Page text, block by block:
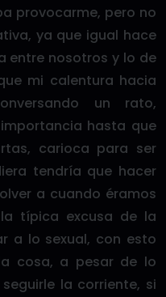
provocarme, pero no
ya que igual hace
entre nosotros y lo de
mi calentura hacia
un rato,
hasta que
carioca para ser
tendría que hacer
a cuando éramos
típica excusa de la
a lo sexual, con esto
cosa, a pesar de lo
la corriente, si